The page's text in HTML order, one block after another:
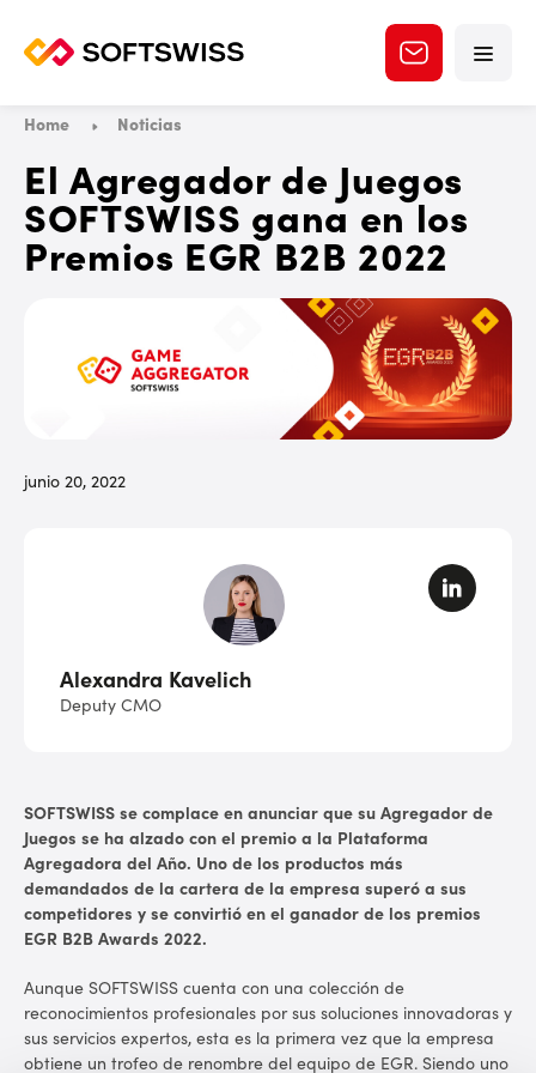
Home Noticias
El Agregador de Juegos
SOFTSWISS gana en los
Premios EGR B2B 2022
junio 20, 2022
SOFTSWISS se complace en anunciar que su Agregador de
Juegos se ha alzado con el premio a la Plataforma
Agregadora del Año. Uno de los productos más
demandados de la cartera de la empresa superó a sus
competidores y se convirtió en el ganador de los premios
EGR B2B Awards 2022.
Aunque SOFTSWISS cuenta con una colección de
reconocimientos profesionales por sus soluciones innovadoras y
sus servicios expertos, esta es la primera vez que la empresa
obtiene un trofeo de renombre del equipo de EGR. Siendo uno
Alexandra Kavelich
Deputy CMO